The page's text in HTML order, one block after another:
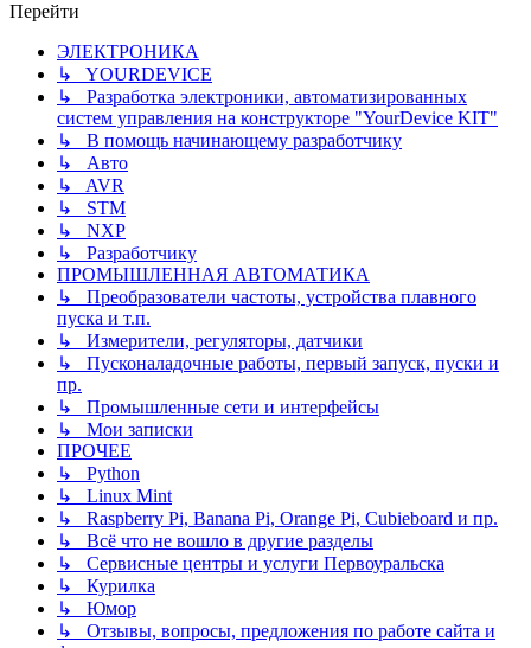
Перейти
ЭЛЕКТРОНИКА
↳ YOURDEVICE
↳ Разработка электроники, автоматизированных
систем управления на конструкторе "YourDevice KIT"
↳ В помощь начинающему разработчику
↳ Авто
↳ AVR
↳ STM
↳ NXP
↳ Разработчику
ПРОМЫШЛЕННАЯ АВТОМАТИКА
↳ Преобразователи частоты, устройства плавного
пуска и т.п.
↳ Измерители, регуляторы, датчики
↳ Пусконаладочные работы, первый запуск, пуски и
пр.
↳ Промышленные сети и интерфейсы
↳ Мои записки
ПРОЧЕЕ
↳ Python
↳ Linux Mint
↳ Raspberry Pi, Banana Pi, Orange Pi, Cubieboard и пр.
↳ Всё что не вошло в другие разделы
↳ Сервисные центры и услуги Первоуральска
↳ Курилка
↳ Юмор
↳ Отзывы, вопросы, предложения по работе сайта и